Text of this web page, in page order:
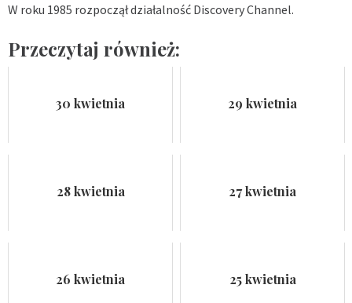
W roku 1985 rozpoczął działalność Discovery Channel.
Przeczytaj również:
30 kwietnia 29 kwietnia
28 kwietnia 27 kwietnia
26 kwietnia 25 kwietnia